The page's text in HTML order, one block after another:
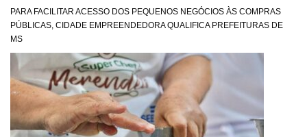
PARA FACILITAR ACESSO DOS PEQUENOS NEGÓCIOS ÀS COMPRAS
PÚBLICAS, CIDADE EMPREENDEDORA QUALIFICA PREFEITURAS DE
MS